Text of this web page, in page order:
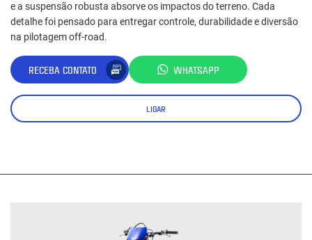
e a suspensão robusta absorve os impactos do terreno. Cada
detalhe foi pensado para entregar controle, durabilidade e diversão
na pilotagem off-road.
RECEBA CONTATO WHATSAPP
LIGAR